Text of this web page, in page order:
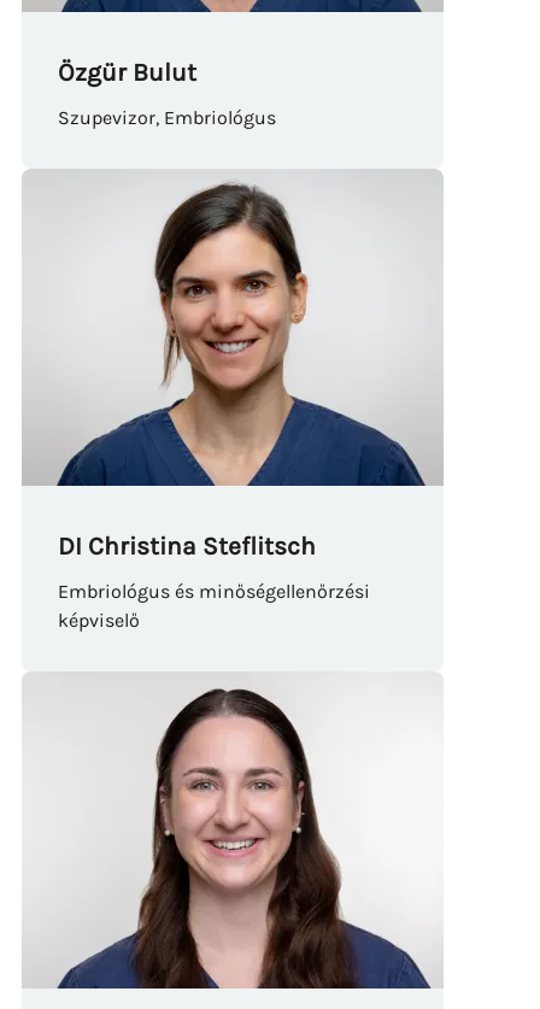
Özgür Bulut
Szupevizor, Embriológus
DI Christina Steflitsch
Embriológus és minőségellenőrzési
képviselő